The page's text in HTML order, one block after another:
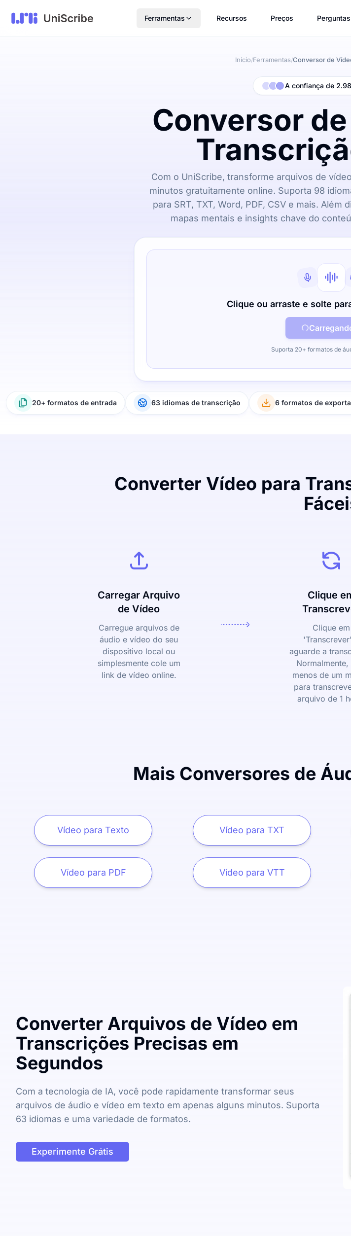
Ferramentas Recursos Preços
Início/Ferramentas/Conversor de
A confiança de
Conversor
Com o UniScribe, transforme arquivos de
minutos gratuitamente online. Suporta 98
para SRT, TXT, Word, PDF, CSV e mais.
mapas mentais e insights chave do
Clique ou arraste e solte
Suporta 20+ formatos de
20+ formatos de entrada 63 idiomas de transcrição 6 formatos de
Converter Vídeo para
Carregar Arquivo
de Vídeo
Carregue arquivos de
áudio e vídeo do seu
dispositivo local ou
simplesmente cole um
link de vídeo online.
Clique
Clique em
aguarde a
Normalmente,
menos de um
para
arquivo de 1
Mais Conversores de
Vídeo para Texto Vídeo para TXT
Vídeo para PDF Vídeo para VTT
Converter Arquivos de Vídeo em
Transcrições Precisas em
Segundos
Com a tecnologia de IA, você pode rapidamente transformar seus
arquivos de áudio e vídeo em texto em apenas alguns minutos. Suporta
63 idiomas e uma variedade de formatos.
Experimente Grátis